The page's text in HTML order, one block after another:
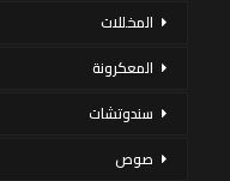
المخللات
المعكرونة
سندوتشات
صوص